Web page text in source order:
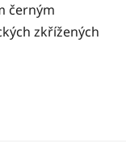
černým
zkřížených